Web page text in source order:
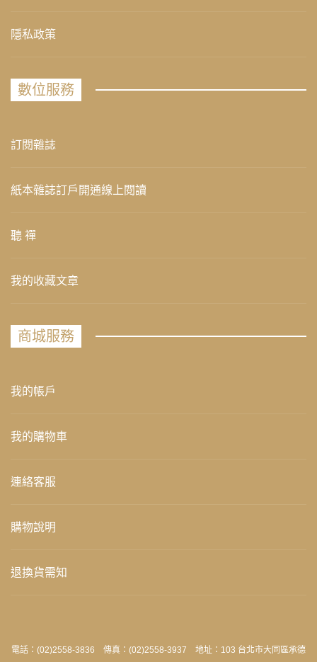
隱私政策
數位服務
訂閱雜誌
紙本雜誌訂戶開通線上閱讀
聽 禪
我的收藏文章
商城服務
我的帳戶
我的購物車
連絡客服
購物說明
退換貨需知
電話：(02)2558-3836 傳真：(02)2558-3937 地址：103 台北市大同區承德